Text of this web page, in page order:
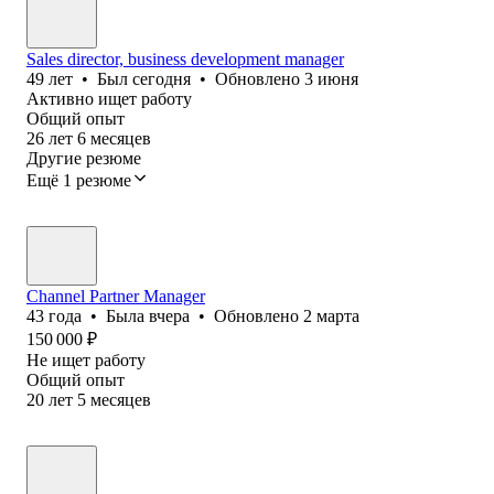
Sales director, business development manager
49 лет • Был сегодня • Обновлено 3 июня
Активно ищет работу
Общий опыт
26 лет 6 месяцев
Другие резюме
Ещё 1 резюме
Channel Partner Manager
43 года • Была вчера • Обновлено 2 марта
150 000 ₽
Не ищет работу
Общий опыт
20 лет 5 месяцев